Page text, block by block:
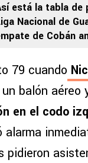
está la tabla de
Nacional de
de Cobán
79 cuando
balón aéreo
en el codo
alarma
pidieron